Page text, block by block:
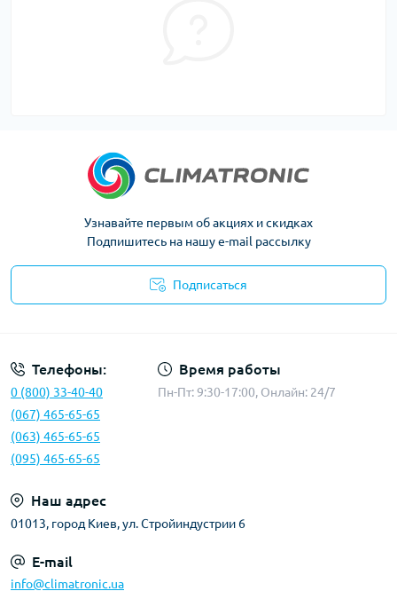
Узнавайте первым об акциях и скидках
Подпишитесь на нашу e-mail рассылку
Подписаться
Телефоны:
0 (800) 33-40-40
(067) 465-65-65
(063) 465-65-65
(095) 465-65-65
Время работы
Пн-Пт: 9:30-17:00, Онлайн: 24/7
Наш адрес
01013, город Киев, ул. Стройиндустрии 6
E-mail
info@climatronic.ua